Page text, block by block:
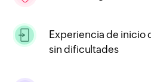
Experiencia de inicio
sin dificultades